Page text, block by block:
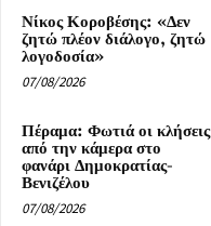
Νίκος Κοροβέσης: «Δεν
ζητώ πλέον διάλογο, ζητώ
λογοδοσία»
07/08/2026
Πέραμα: Φωτιά οι κλήσεις
από την κάμερα στο
φανάρι Δημοκρατίας-
Βενιζέλου
07/08/2026